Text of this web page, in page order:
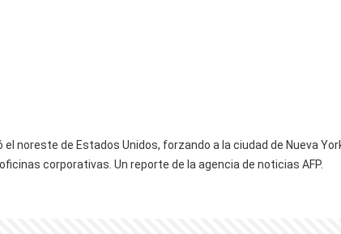
noreste de Estados Unidos, forzando a la ciudad de Nueva
corporativas. Un reporte de la agencia de noticias AFP.